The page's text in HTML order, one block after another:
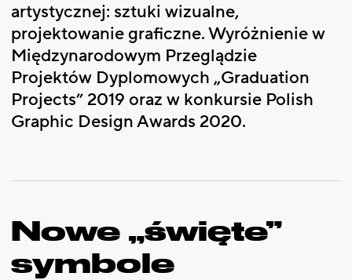
artystycznej: sztuki wizualne,
projektowanie graficzne. Wyróżnienie w
Międzynarodowym Przeglądzie
Projektów Dyplomowych „Graduation
Projects” 2019 oraz w konkursie Polish
Graphic Design Awards 2020.
Nowe „święte”
symbole